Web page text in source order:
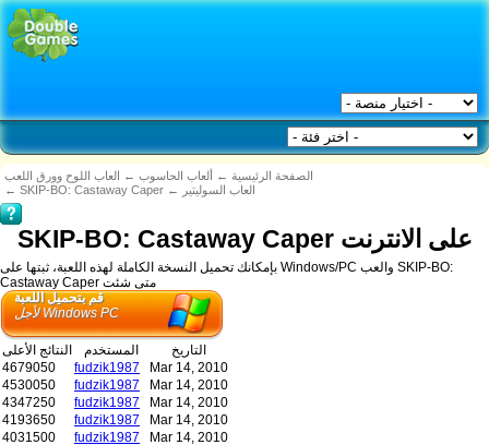
الصفحة الرئيسية ← ألعاب الحاسوب ← العاب اللوح وورق اللعب
← SKIP-BO: Castaway Caper ← العاب السوليتير
SKIP-BO: Castaway Caper على الانترنت
بإمكانك تحميل النسخة الكاملة لهذه اللعبة، ثبتها على Windows/PC والعب SKIP-BO:
Castaway Caper متى شئت
قم بتحميل اللعبة
لأجل Windows PC
النتائج الأعلى المستخدم
التاريخ
4679050
fudzik1987
Mar 14, 2010
4530050
fudzik1987
Mar 14, 2010
4347250
fudzik1987
Mar 14, 2010
4193650
fudzik1987
Mar 14, 2010
4031500
fudzik1987
Mar 14, 2010